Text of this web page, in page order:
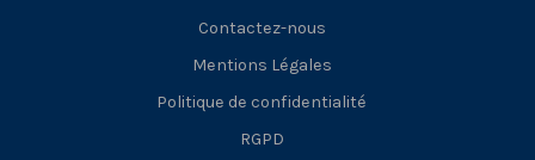
Contactez-nous
Mentions Légales
Politique de confidentialité
RGPD